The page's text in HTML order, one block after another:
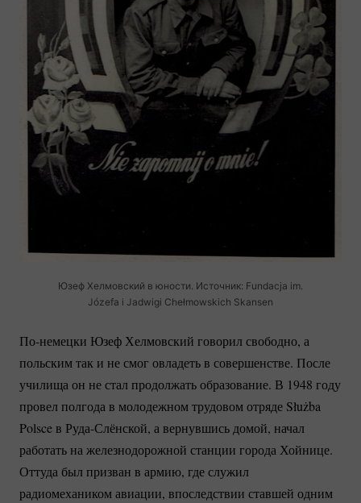
Юзеф Хелмовский в юности. Источник: Fundacja im.
Józefa i Jadwigi Chełmowskich Skansen
По-немецки Юзеф Хелмовский говорил свободно, а
польским так и не смог овладеть в совершенстве. После
училища он не стал продолжать образование. В 1948 году
провел полгода в молодежном трудовом отряде Służba
Polsce в Руда-Слёнской, а вернувшись домой, начал
работать на железнодорожной станции города Хойнице.
Оттуда был призван в армию, где служил
радиомехаником авиации, впоследствии ставшей одним